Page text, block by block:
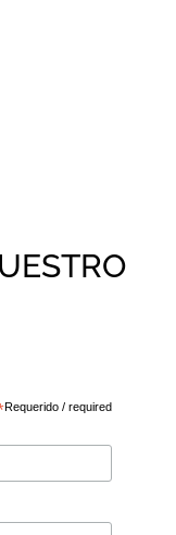
Requerido / required